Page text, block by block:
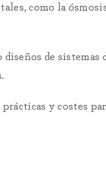
como la
de sistemas
y costes